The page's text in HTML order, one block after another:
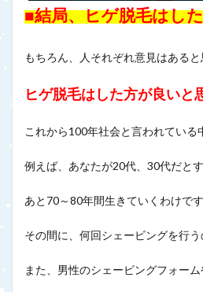
■結局、ヒゲ脱毛はし
もちろん、人それぞれ意見はあると
ヒゲ脱毛はした方が良いと
これから100年社会と言われている
例えば、あなたが20代、30代だとす
あと70～80年間生きていくわけです
その間に、何回シェービングを行
また、男性のシェービングフォー